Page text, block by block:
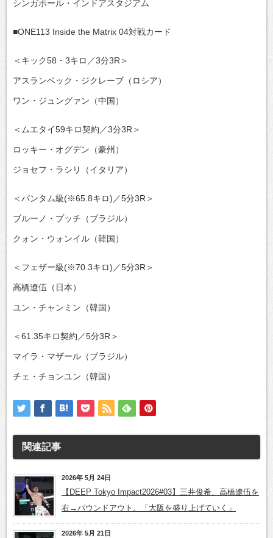
シンガポール・インドアスタジアム
■ONE113 Inside the Matrix 04対戦カード
＜キック58・3キロ／3分3R＞
アスランベック・ジクレーブ（ロシア）
ワン・ジュングァン（中国）
＜ムエタイ59キロ契約／3分3R＞
ロッキー・オグデン（豪州）
ジョセフ・ラシリ（イタリア）
＜バンタム級(※65.8キロ)／5分3R＞
ブルーノ・プッチ（ブラジル）
クォン・ウォンイル（韓国）
＜フェザー級(※70.3キロ)／5分3R＞
高橋遼伍（日本）
ユン・チャンミン（韓国）
＜61.35キロ契約／5分3R＞
マイラ・マザール（ブラジル）
チェ・チョンユン（韓国）
関連記事
2026年 5月 24日
【DEEP Tokyo Impact2026#03】三井俊希、高橋遼伍を
右→パウンドアウト。「大阪を盛り上げていく」
2026年 5月 21日